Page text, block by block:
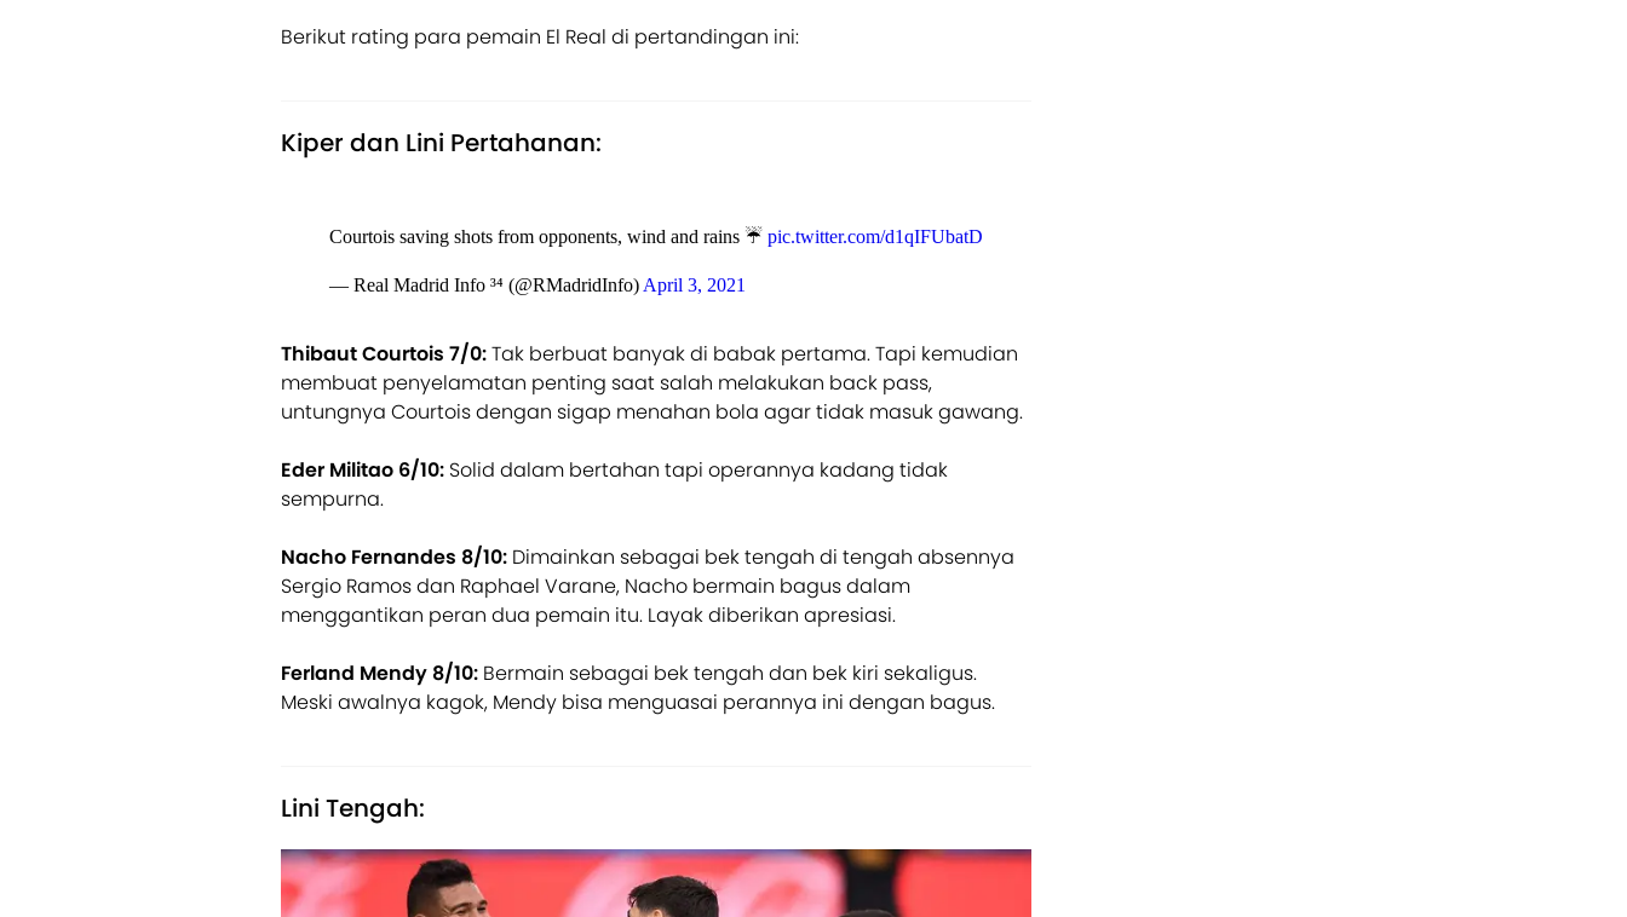
Berikut rating para pemain El Real di pertandingan ini:
Kiper dan Lini Pertahanan:
Courtois saving shots from opponents, wind and rains ☔️ pic.twitter.com/d1qIFUbatD
— Real Madrid Info ³⁴ (@RMadridInfo) April 3, 2021
Thibaut Courtois 7/0:Tak berbuat banyak di babak pertama. Tapi kemudian
membuat penyelamatan penting saat salah melakukan back pass,
untungnya Courtois dengan sigap menahan bola agar tidak masuk gawang.
Eder Militao 6/10: Solid dalam bertahan tapi operannya kadang tidak
sempurna.
Nacho Fernandes 8/10: Dimainkan sebagai bek tengah di tengah absennya
Sergio Ramos dan Raphael Varane, Nacho bermain bagus dalam
menggantikan peran dua pemain itu. Layak diberikan apresiasi.
Ferland Mendy 8/10: Bermain sebagai bek tengah dan bek kiri sekaligus.
Meski awalnya kagok, Mendy bisa menguasai perannya ini dengan bagus.
Lini Tengah: